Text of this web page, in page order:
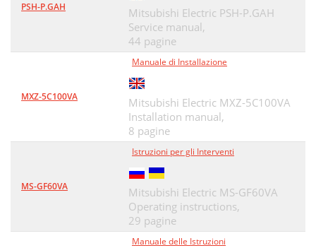
PSH-P.GAH
Mitsubishi Electric PSH-P.GAH
Service manual,
44 pagine
MXZ-5C100VA
Manuale di Installazione
Mitsubishi Electric MXZ-5C100VA
Installation manual,
8 pagine
MS-GF60VA
Istruzioni per gli Interventi
Mitsubishi Electric MS-GF60VA
Operating instructions,
29 pagine
Manuale delle Istruzioni